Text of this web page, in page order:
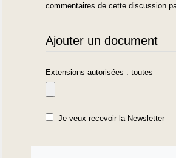
commentaires de cette discussion
Ajouter un document
Extensions autorisées : toutes
Je veux recevoir la Newsletter